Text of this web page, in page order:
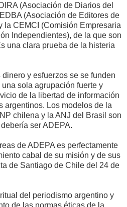
(Asociación de Diarios del
(Asociación de Editores de
la CEMCI (Comisión Empresaria
Independientes), de la que son
una clara prueba de la histeria
y esfuerzos se se funden
sola agrupación fuerte y
de la libertad de información
argentinos. Los modelos de la
chilena y la ANJ del Brasil son
ser ADEPA.
de ADEPA es perfectamente
cabal de su misión y de sus
de Santiago de Chile del 24 de
del periodismo argentino y
de las normas éticas de la